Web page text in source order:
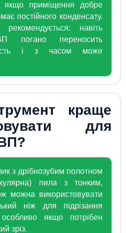
приміщення добре
постійного конденсату.
навіть
погано переносить
і з часом може
краще
для
з дрібнозубим полотном
пила з тонким,
можна використовувати
ніж для підрізання
якщо потрібен
зріз.